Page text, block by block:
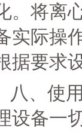
。将离
实际操
据要求
八、使
设备一